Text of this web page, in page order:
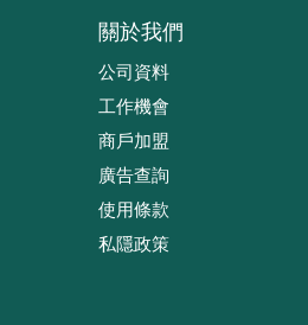
關於我們
公司資料
工作機會
商戶加盟
廣告查詢
使用條款
私隱政策